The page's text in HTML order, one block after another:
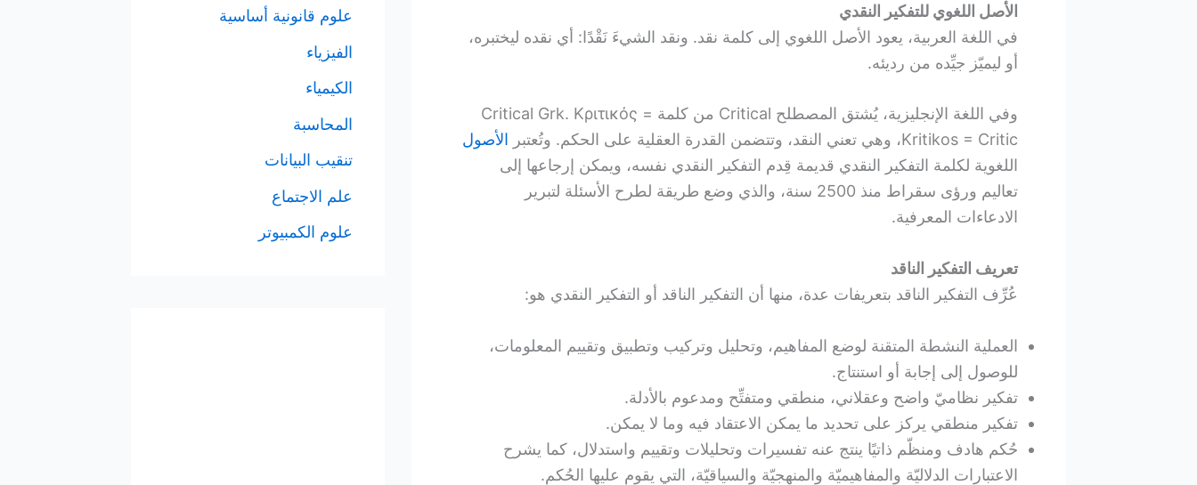
الأصل اللغوي للتفكير النقدي
في اللغة العربية، يعود الأصل اللغوي إلى كلمة نقد. ونقد الشيءَ نَقْدًا: أي نقده ليختبره،
أو ليميّز جيِّده من رديئه.
وفي اللغة الإنجليزية، يُشتق المصطلح Critical من كلمة Critical Grk. Kριτικός =
Kritikos = Critic، وهي تعني النقد، وتتضمن القدرة العقلية على الحكم. وتُعتبر
الأصول
اللغوية لكلمة التفكير النقدي قديمة قِدم التفكير النقدي نفسه، ويمكن إرجاعها إلى
تعاليم ورؤى سقراط منذ 2500 سنة، والذي وضع طريقة لطرح الأسئلة لتبرير
الادعاءات المعرفية.
تعريف التفكير الناقد
عُرِّف التفكير الناقد بتعريفات عدة، منها أن التفكير الناقد أو التفكير النقدي هو:
العملية النشطة المتقنة لوضع المفاهيم، وتحليل وتركيب وتطبيق وتقييم المعلومات،
للوصول إلى إجابة أو استنتاج.
تفكير نظاميّ واضح وعقلاني، منطقي ومتفتِّح ومدعوم بالأدلة.
تفكير منطقي يركز على تحديد ما يمكن الاعتقاد فيه وما لا يمكن.
حُكم هادف ومنظّم ذاتيًا ينتج عنه تفسيرات وتحليلات وتقييم واستدلال، كما يشرح
الاعتبارات الدلاليّة والمفاهيميّة والمنهجيّة والسياقيّة، التي يقوم عليها الحُكم.
علوم قانونية أساسية
الفيزياء
الكيمياء
المحاسبة
تنقيب البيانات
علم الاجتماع
علوم الكمبيوتر